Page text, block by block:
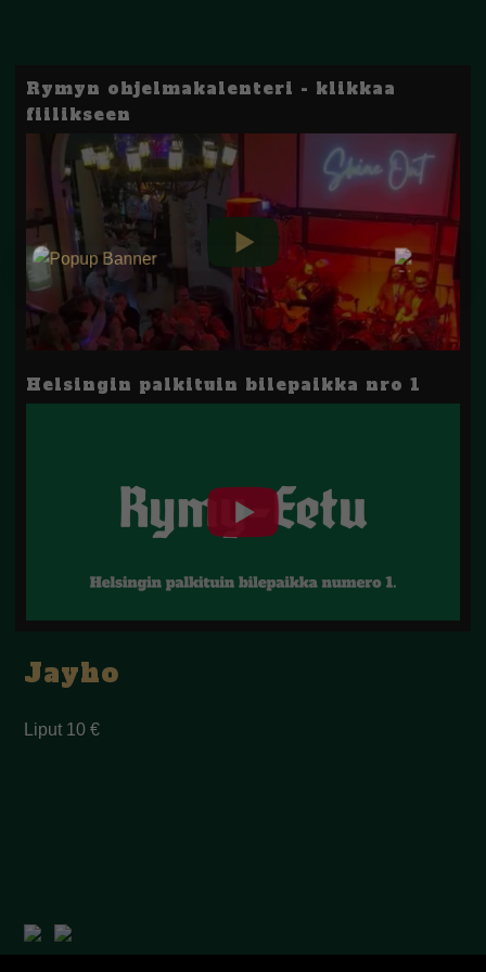
Rymyn ohjelmakalenteri - klikkaa
fiilikseen
Helsingin palkituin bilepaikka nro 1
Jayho
Liput 10 €